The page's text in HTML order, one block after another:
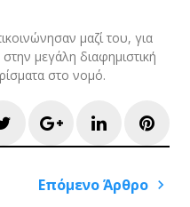
μαζί του, για
μεγάλη διαφημιστική
στο νομό.
TwitterGoogle+LinkedIn
Επόμενο Άρθρο